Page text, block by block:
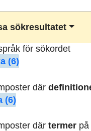
sökresultatet
för sökordet
(6)
där
(6)
därtermer